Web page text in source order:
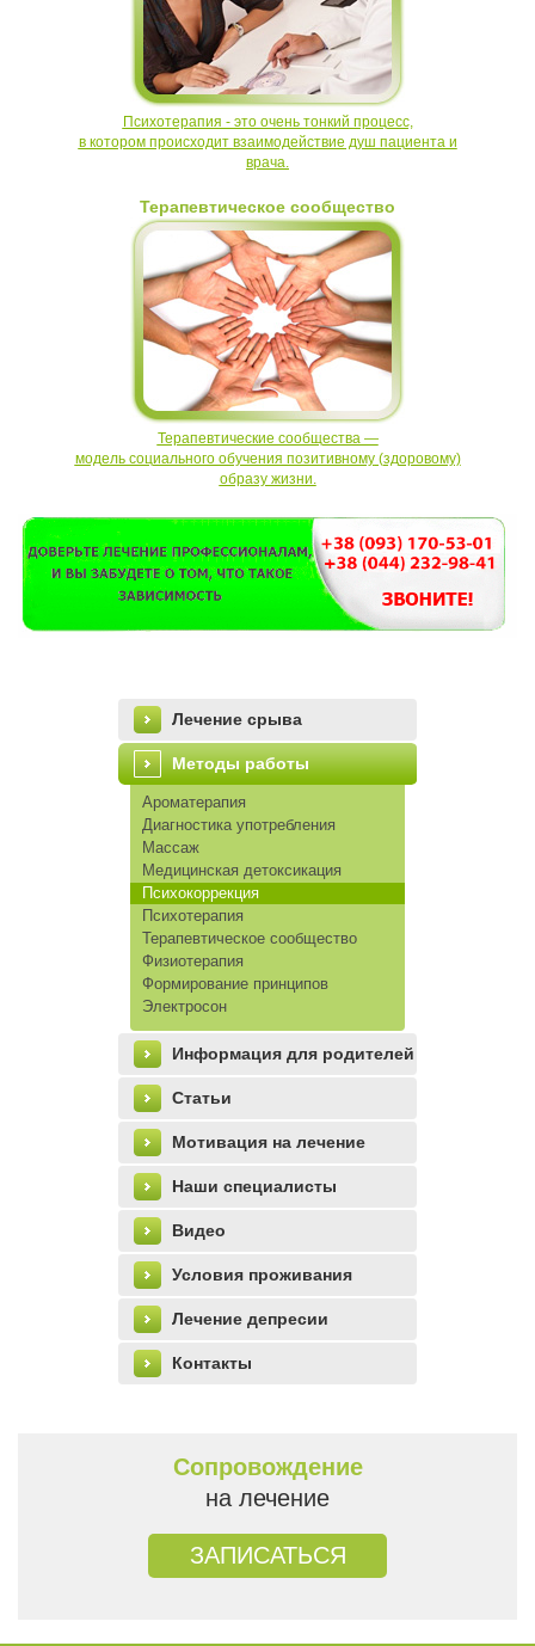
left_menu
Лечение срыва
Методы работы
Ароматерапия
Диагностика употребления
Массаж
Медицинская детоксикация
Психокоррекция
Психотерапия
Терапевтическое сообщество
Физиотерапия
Формирование принципов
Электросон
Информация для родителей
Статьи
Мотивация на лечение
Наши специалисты
Видео
Условия проживания
Лечение депресии
Контакты
Сопровождение
на лечение
ЗАПИСАТЬСЯ
Психотерапия - это очень тонкий процесс,
в котором происходит взаимодействие душ пациента и
врача.
Терапевтическое сообщество
Терапевтические сообщества —
модель социального обучения позитивному(здоровому)
образу жизни.